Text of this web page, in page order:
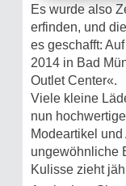
Es wurde also
erfinden, und
es geschafft:
2014 in Bad
Outlet Center«.
Viele kleine
nun
Modeartikel
ungewöhnliche
Kulisse zieht